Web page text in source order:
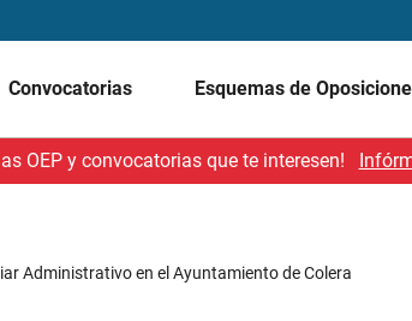
Convocatorias Esquemas de
OEP y convocatorias que te interesen!
Administrativo en el Ayuntamiento de Colera